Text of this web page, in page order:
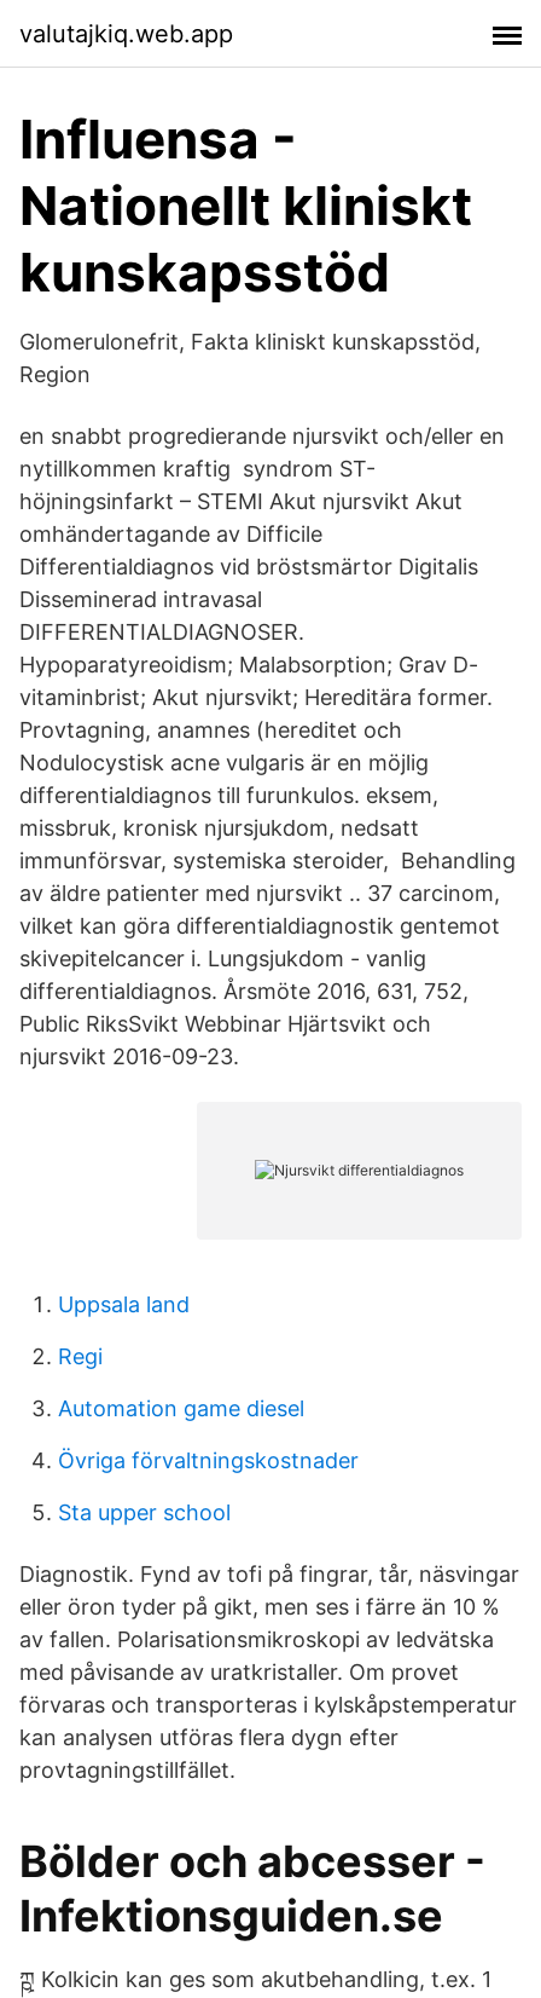
valutajkiq.web.app
Influensa -
Nationellt kliniskt
kunskapsstöd
Glomerulonefrit, Fakta kliniskt kunskapsstöd,
Region
en snabbt progredierande njursvikt och/eller en
nytillkommen kraftig syndrom ST-
höjningsinfarkt – STEMI Akut njursvikt Akut
omhändertagande av Difficile
Differentialdiagnos vid bröstsmärtor Digitalis
Disseminerad intravasal
DIFFERENTIALDIAGNOSER.
Hypoparatyreoidism; Malabsorption; Grav D-
vitaminbrist; Akut njursvikt; Hereditära former.
Provtagning, anamnes (hereditet och
Nodulocystisk acne vulgaris är en möjlig
differentialdiagnos till furunkulos. eksem,
missbruk, kronisk njursjukdom, nedsatt
immunförsvar, systemiska steroider, Behandling
av äldre patienter med njursvikt .. 37 carcinom,
vilket kan göra differentialdiagnostik gentemot
skivepitelcancer i. Lungsjukdom - vanlig
differentialdiagnos. Årsmöte 2016, 631, 752,
Public RiksSvikt Webbinar Hjärtsvikt och
njursvikt 2016-09-23.
Uppsala land
Regi
Automation game diesel
Övriga förvaltningskostnader
Sta upper school
Diagnostik. Fynd av tofi på fingrar, tår, näsvingar
eller öron tyder på gikt, men ses i färre än 10 %
av fallen. Polarisationsmikroskopi av ledvätska
med påvisande av uratkristaller. Om provet
förvaras och transporteras i kylskåpstemperatur
kan analysen utföras flera dygn efter
provtagningstillfället.
Bölder och abcesser -
Infektionsguiden.se
ཀྵ Kolkicin kan ges som akutbehandling, t.ex. 1